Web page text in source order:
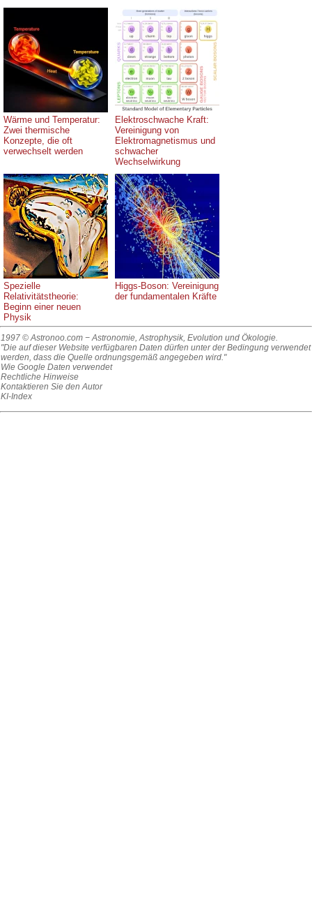
Wärme und Temperatur:
Zwei thermische
Konzepte, die oft
verwechselt werden
Elektroschwache Kraft:
Vereinigung von
Elektromagnetismus und
schwacher
Wechselwirkung
Spezielle
Relativitätstheorie:
Beginn einer neuen
Physik
Higgs-Boson: Vereinigung
der fundamentalen Kräfte
1997 © Astronoo.com − Astronomie, Astrophysik, Evolution und Ökologie.
"Die auf dieser Website verfügbaren Daten dürfen unter der Bedingung verwendet
werden, dass die Quelle ordnungsgemäß angegeben wird."
Wie Google Daten verwendet
Rechtliche Hinweise
Kontaktieren Sie den Autor
KI-Index